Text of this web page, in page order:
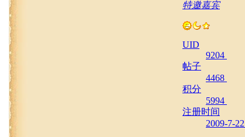
特邀嘉宾
UID
9204
帖子
4468
积分
5994
注册时间
2009-7-22